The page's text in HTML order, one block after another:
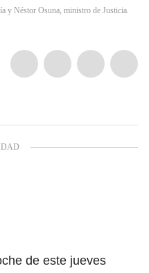
y Néstor Osuna, ministro de Justicia.
de este jueves